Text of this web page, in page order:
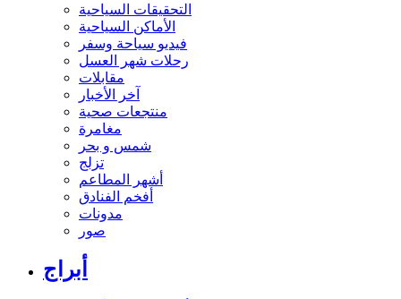
التحقيقات السياحية
الأماكن السياحية
فيديو سياحة وسفر
رحلات شهر العسل
مقابلات
آخر الأخبار
منتجعات صحية
مغامرة
شمس و بحر
تزلج
أشهر المطاعم
أفخم الفنادق
مدونات
صور
أبراج